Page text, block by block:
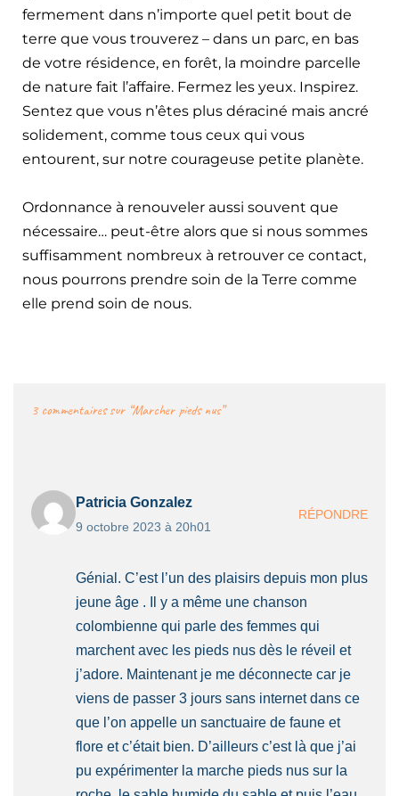
fermement dans n’importe quel petit bout de
terre que vous trouverez – dans un parc, en bas
de votre résidence, en forêt, la moindre parcelle
de nature fait l’affaire. Fermez les yeux. Inspirez.
Sentez que vous n’êtes plus déraciné mais ancré
solidement, comme tous ceux qui vous
entourent, sur notre courageuse petite planète.
Ordonnance à renouveler aussi souvent que
nécessaire… peut-être alors que si nous sommes
suffisamment nombreux à retrouver ce contact,
nous pourrons prendre soin de la Terre comme
elle prend soin de nous.
3 commentaires sur “Marcher pieds nus”
Patricia Gonzalez
9 octobre 2023 à 20h01
RÉPONDRE
Génial. C’est l’un des plaisirs depuis mon plus
jeune âge . Il y a même une chanson
colombienne qui parle des femmes qui
marchent avec les pieds nus dès le réveil et
j’adore. Maintenant je me déconnecte car je
viens de passer 3 jours sans internet dans ce
que l’on appelle un sanctuaire de faune et
flore et c’était bien. D’ailleurs c’est là que j’ai
pu expérimenter la marche pieds nus sur la